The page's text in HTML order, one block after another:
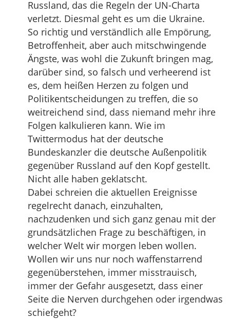
Russland, das die Regeln der UN-Charta
verletzt. Diesmal geht es um die Ukraine.
So richtig und verständlich alle Empörung,
Betroffenheit, aber auch mitschwingende
Ängste, was wohl die Zukunft bringen mag,
darüber sind, so falsch und verheerend ist
es, dem heißen Herzen zu folgen und
Politikentscheidungen zu treffen, die so
weitreichend sind, dass niemand mehr ihre
Folgen kalkulieren kann. Wie im
Twittermodus hat der deutsche
Bundeskanzler die deutsche Außenpolitik
gegenüber Russland auf den Kopf gestellt.
Nicht alle haben geklatscht.
Dabei schreien die aktuellen Ereignisse
regelrecht danach, einzuhalten,
nachzudenken und sich ganz genau mit der
grundsätzlichen Frage zu beschäftigen, in
welcher Welt wir morgen leben wollen.
Wollen wir uns nur noch waffenstarrend
gegenüberstehen, immer misstrauisch,
immer der Gefahr ausgesetzt, dass einer
Seite die Nerven durchgehen oder irgendwas
schiefgeht?